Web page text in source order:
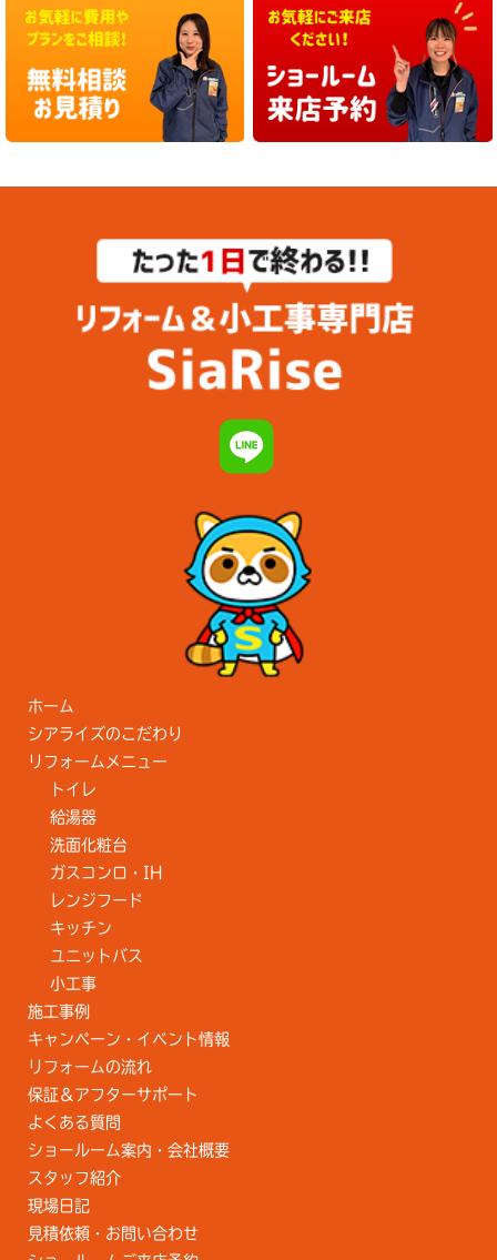
ホーム
シアライズのこだわり
リフォームメニュー
トイレ
給湯器
洗面化粧台
ガスコンロ・IH
レンジフード
キッチン
ユニットバス
小工事
施工事例
キャンペーン・イベント情報
リフォームの流れ
保証＆アフターサポート
よくある質問
ショールーム案内・会社概要
スタッフ紹介
現場日記
見積依頼・お問い合わせ